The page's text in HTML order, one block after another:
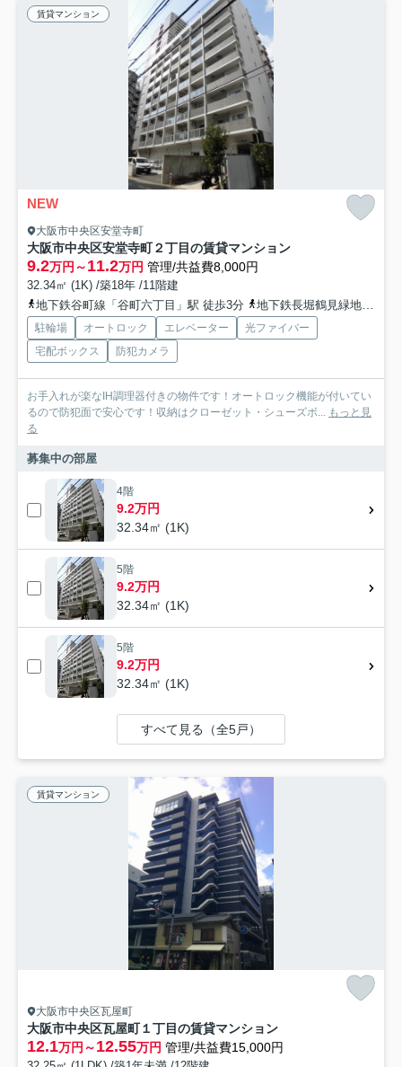
賃貸マンション
NEW
大阪市中央区安堂寺町
大阪市中央区安堂寺町２丁目の賃貸マンション
9.2万円～11.2万円 管理/共益費8,000円
32.34㎡ (1K) /築18年 /11階建
地下鉄谷町線「谷町六丁目」駅 徒歩3分
地下鉄長堀鶴見緑地「松屋町」駅 徒歩5分
駐輪場 オートロック エレベーター
光ファイバー
宅配ボックス
防犯カメラ
お手入れが楽なIH調理器付きの物件です！オートロック機能が付いてい
るので防犯面で安心です！収納はクローゼット・シューズボ... もっと見
る
募集中の部屋
4階
9.2万円
32.34㎡ (1K)
5階
9.2万円
32.34㎡ (1K)
5階
9.2万円
32.34㎡ (1K)
すべて見る（全5戸）
賃貸マンション
大阪市中央区瓦屋町
大阪市中央区瓦屋町１丁目の賃貸マンション
12.1万円～12.55万円 管理/共益費15,000円